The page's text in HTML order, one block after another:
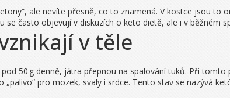
ale nevíte přesně, co to znamená. V kostce jsou
se často objevují v diskuzích o keto dietě, ale i v běžném
v těle
50 g denně, játra přepnou na spalování tuků. Při
„palivo“ pro mozek, svaly i srdce. Tento stav se nazývá